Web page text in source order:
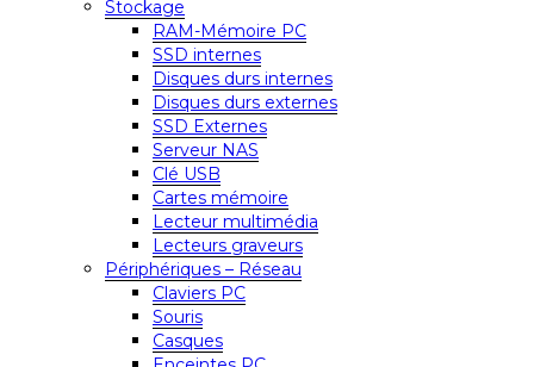
Stockage
RAM-Mémoire PC
SSD internes
Disques durs internes
Disques durs externes
SSD Externes
Serveur NAS
Clé USB
Cartes mémoire
Lecteur multimédia
Lecteurs graveurs
Périphériques – Réseau
Claviers PC
Souris
Casques